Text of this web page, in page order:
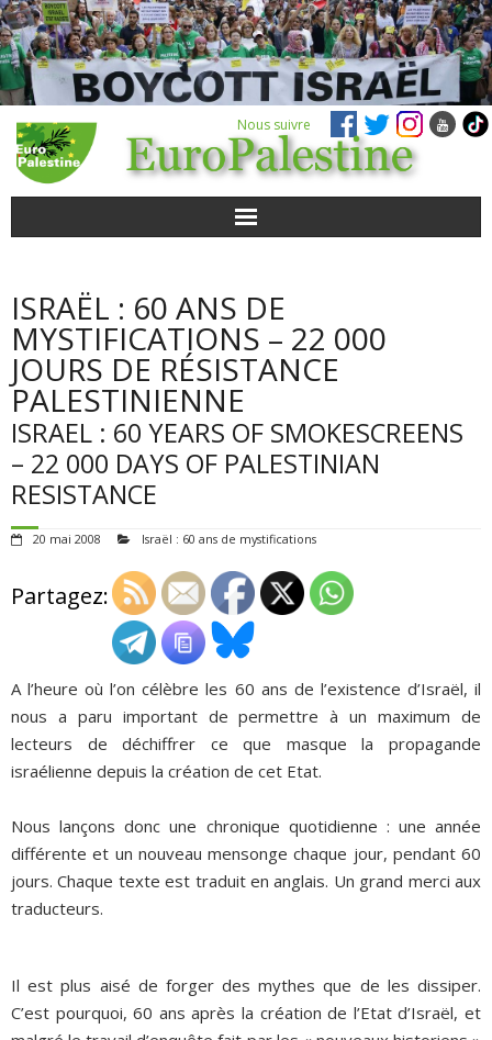
Nous suivre
POUR AGIR
AGENDA
VIDÉOS
QUI SOMMES-NOUS ?
ADHÉSIONS, DONS, CONTACT
ISRAËL : 60 ANS DE
MYSTIFICATIONS – 22 000
JOURS DE RÉSISTANCE
PALESTINIENNE
ISRAEL : 60 YEARS OF SMOKESCREENS
– 22 000 DAYS OF PALESTINIAN
RESISTANCE
20 mai 2008 Israël : 60 ans de mystifications
Partagez:
A l’heure où l’on célèbre les 60 ans de l’existence d’Israël, il
nous a paru important de permettre à un maximum de
lecteurs de déchiffrer ce que masque la propagande
israélienne depuis la création de cet Etat.
Nous lançons donc une chronique quotidienne : une année
différente et un nouveau mensonge chaque jour, pendant 60
jours. Chaque texte est traduit en anglais. Un grand merci aux
traducteurs.
Il est plus aisé de forger des mythes que de les dissiper.
C’est pourquoi, 60 ans après la création de l’Etat d’Israël, et